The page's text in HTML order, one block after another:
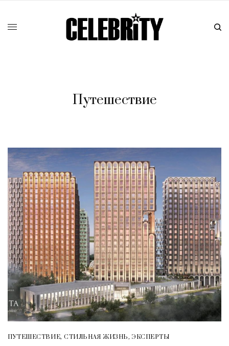
Путешествие
ПУТЕШЕСТВИЕ,СТИЛЬНАЯ ЖИЗНЬ, ЭКСПЕРТЫ